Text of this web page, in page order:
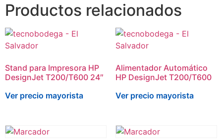
Productos relacionados
Stand para Impresora HP
DesignJet T200/T600 24″
Ver precio mayorista
Alimentador Automático
HP DesignJet T200/T600
Ver precio mayorista